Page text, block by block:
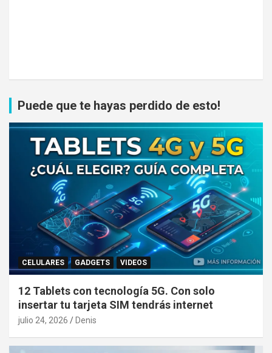
Puede que te hayas perdido de esto!
CELULARES GADGETS VIDEOS
12 Tablets con tecnología 5G. Con solo
insertar tu tarjeta SIM tendrás internet
julio 24, 2026 Denis